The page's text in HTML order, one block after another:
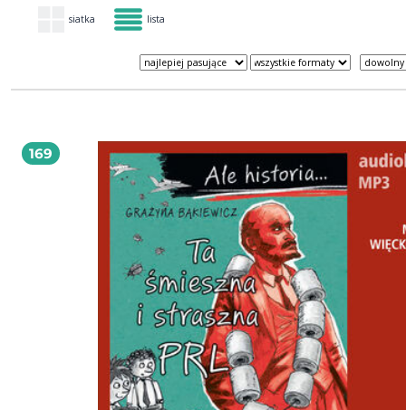
siatka lista
169